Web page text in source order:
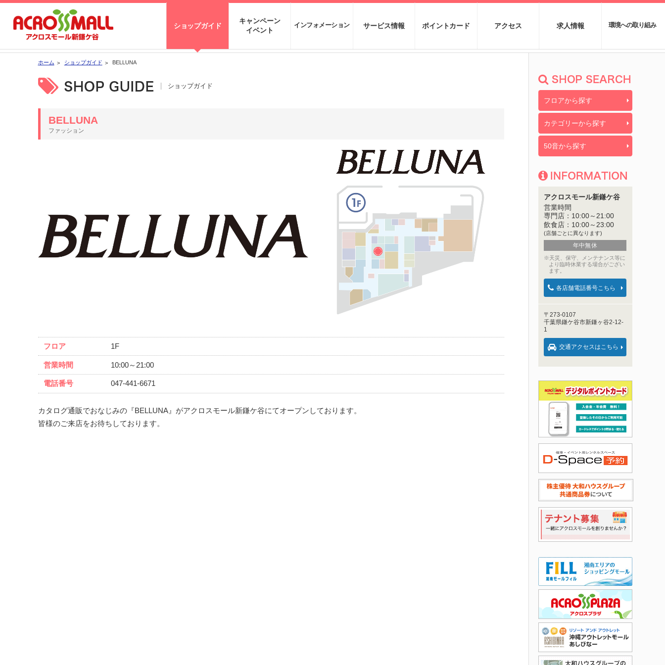
ショップガイド
キャンペーン
イベント
インフォメーション サービス情報 ポイントカード アクセス 求人情報 環境への取り組み
ホーム ショップガイド BELLUNA
ショップガイド
BELLUNA
ファッション
フロア 1F
営業時間 10:00～21:00
電話番号 047-441-6671
カタログ通販でおなじみの『BELLUNA』がアクロスモール新鎌ケ谷にてオープンしております。
皆様のご来店をお待ちしております。
フロアから探す
カテゴリーから探す
50音から探す
アクロスモール新鎌ケ谷
営業時間
専門店： 10:00～21:00
飲食店： 10:00～23:00
(店舗ごとに異なります)
年中無休
※天災、保守、メンテナンス等に
より臨時休業する場合がござい
ます。
各店舗電話番号こちら
〒273-0107
千葉県鎌ケ谷市新鎌ヶ谷2-12-
1
交通アクセスはこちら